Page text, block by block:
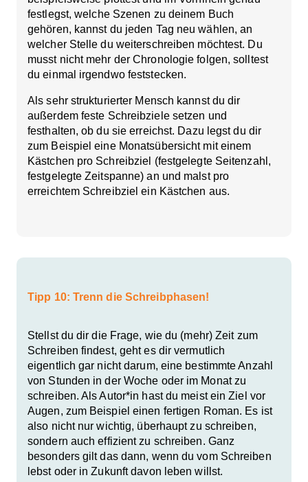
festlegst, welche Szenen zu deinem Buch
gehören, kannst du jeden Tag neu wählen, an
welcher Stelle du weiterschreiben möchtest. Du
musst nicht mehr der Chronologie folgen, solltest
du einmal irgendwo feststecken.
Als sehr strukturierter Mensch kannst du dir
außerdem feste Schreibzielesetzen und
festhalten, ob du sie erreichst. Dazu legst du dir
zum Beispiel eine Monatsübersicht mit einem
Kästchen pro Schreibziel (festgelegte Seitenzahl,
festgelegte Zeitspanne) an und malst pro
erreichtem Schreibziel ein Kästchen aus.
Tipp 10: Trenn die Schreibphasen!
Stellst du dir die Frage, wie du (mehr) Zeit zum
Schreiben findest, geht es dir vermutlich
eigentlich gar nicht darum, eine bestimmte Anzahl
von Stunden in der Woche oder im Monat zu
schreiben. Als Autor*in hast du meist ein Ziel vor
Augen, zum Beispiel einen fertigen Roman. Es ist
also nicht nur wichtig, überhaupt zu schreiben,
sondern aucheffizient zu schreiben. Ganz
besonders gilt das dann, wenn du vom Schreiben
lebst oder in Zukunft davon leben willst.